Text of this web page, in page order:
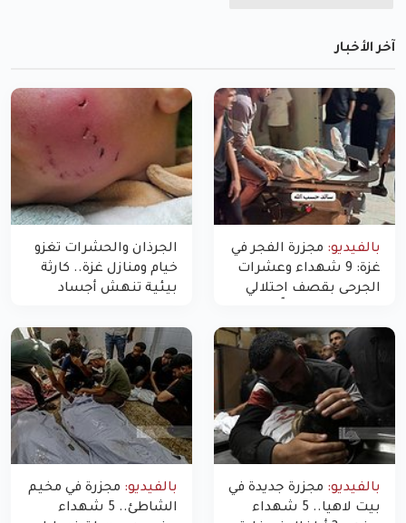
آخر الأخبار
بالفيديو: مجزرة الفجر في
غزة: 9 شهداء وعشرات
الجرحى بقصف احتلالي
الجرذان والحشرات تغزو
خيام ومنازل غزة.. كارثة
بيئية تنهش أجساد
بالفيديو: مجزرة جديدة في
بيت لاهيا.. 5 شهداء
بالفيديو: مجزرة في مخيم
الشاطئ.. 5 شهداء